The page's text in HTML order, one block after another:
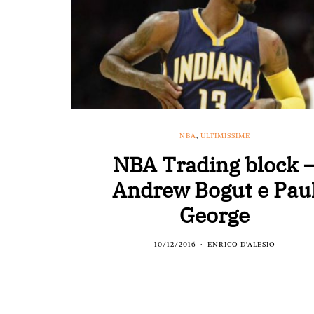
NBA, ULTIMISSIME
NBA Trading block
Andrew Bogut e
George
10/12/2016 ENRICO D'ALESIO